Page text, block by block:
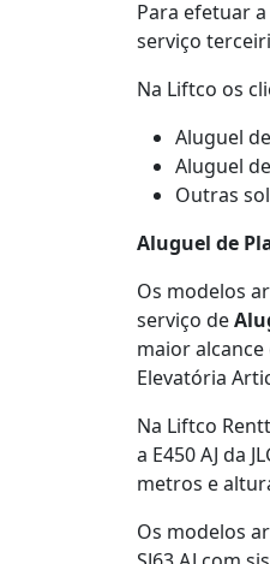
Para efetuar
serviço
Na Liftco os
Aluguel
Aluguel
Outras
Aluguel de
Os modelos
serviço de
maior
Elevatória
Na Liftco
a E450 AJ da
metros e
Os modelos